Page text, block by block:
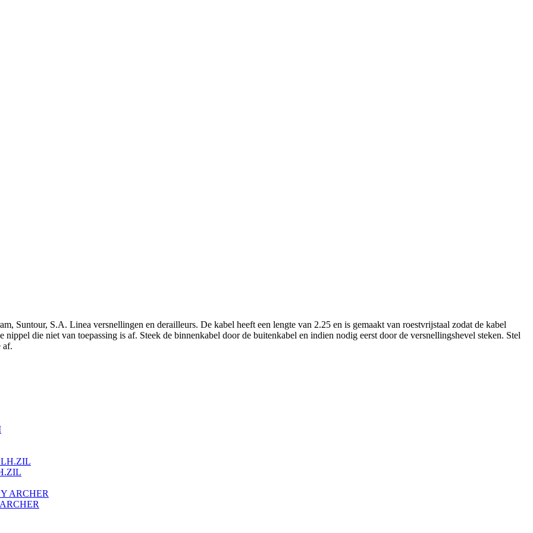
Suntour, S.A. Linea versnellingen en derailleurs. De kabel heeft een lengte van 2.25 en is gemaakt van roestvrijstaal zodat de kabel
die niet van toepassing is af. Steek de binnenkabel door de buitenkabel en indien nodig eerst door de versnellingshevel steken. Stel
af.